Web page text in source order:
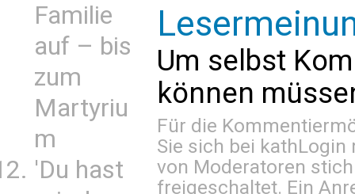
Familie
auf – bis
zum
Martyriu
m
'Du hast
Um selbst
können
Für die
Sie sich bei kathLogin
von Moderatoren
freigeschaltet. Ein